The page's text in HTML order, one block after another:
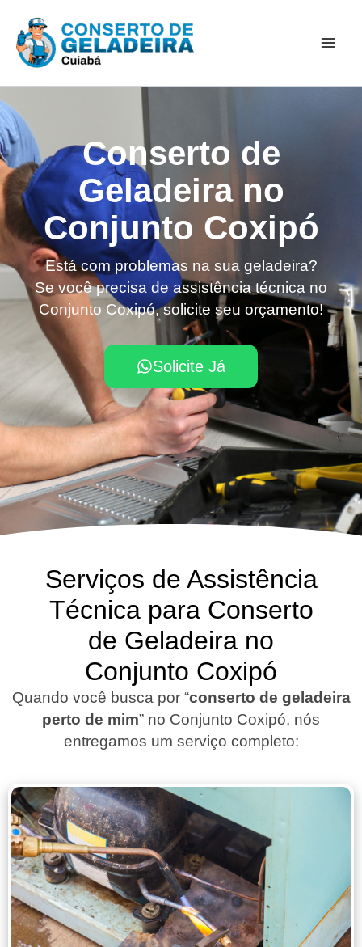
para
Conserto de
Geladeira no
Conjunto Coxipó
Está com problemas na sua geladeira?
Se você precisa de assistência técnica no
Conjunto Coxipó, solicite seu orçamento!
Solicite Já
Serviços de Assistência
Técnica para Conserto
de Geladeira no
Conjunto Coxipó
Quando você busca por “conserto de geladeira
perto de mim” no Conjunto Coxipó, nós
entregamos um serviço completo: